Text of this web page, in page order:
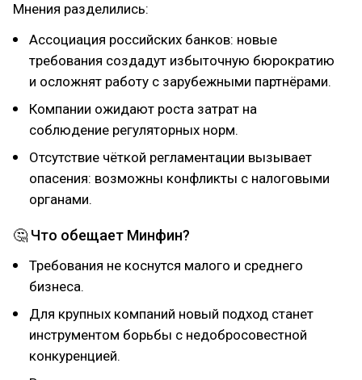
Мнения разделились:
Ассоциация российских банков: новые
требования создадут избыточную бюрократию
и осложнят работу с зарубежными партнёрами.
Компании ожидают роста затрат на
соблюдение регуляторных норм.
Отсутствие чёткой регламентации вызывает
опасения: возможны конфликты с налоговыми
органами.
🤔 Что обещает Минфин?
Требования не коснутся малого и среднего
бизнеса.
Для крупных компаний новый подход станет
инструментом борьбы с недобросовестной
конкуренцией.